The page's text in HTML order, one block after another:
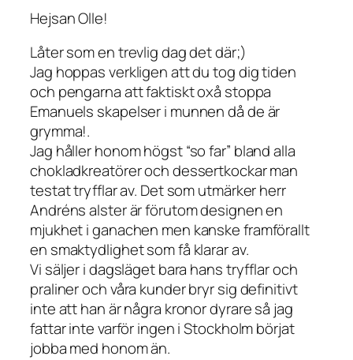
Hejsan Olle!
Låter som en trevlig dag det där;)
Jag hoppas verkligen att du tog dig tiden
och pengarna att faktiskt oxå stoppa
Emanuels skapelser i munnen då de är
grymma!.
Jag håller honom högst “so far” bland alla
chokladkreatörer och dessertkockar man
testat tryfflar av. Det som utmärker herr
Andréns alster är förutom designen en
mjukhet i ganachen men kanske framförallt
en smaktydlighet som få klarar av.
Vi säljer i dagsläget bara hans tryfflar och
praliner och våra kunder bryr sig definitivt
inte att han är några kronor dyrare så jag
fattar inte varför ingen i Stockholm börjat
jobba med honom än.